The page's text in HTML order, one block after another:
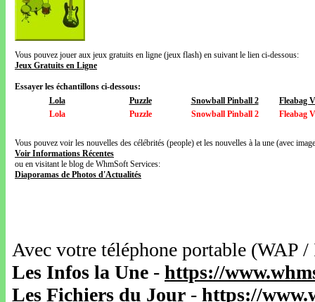
Vous pouvez jouer aux jeux gratuits en ligne (jeux flash) en suivant le lien ci-dessous:
Jeux Gratuits en Ligne
Essayer les échantillons ci-dessous:
Lola
Puzzle Snowball Pinball 2
Fleabag
Lola
Puzzle Snowball Pinball 2 Fleabag
Vous pouvez voir les nouvelles des célébrités (people) et les nouvelles à la une (avec
Voir Informations Récentes
ou en visitant le blog de WhmSoft Services:
Diaporamas de Photos d'Actualités
Avec votre téléphone portable
Les Infos la Une - https://
Les Fichiers du Jour - https://